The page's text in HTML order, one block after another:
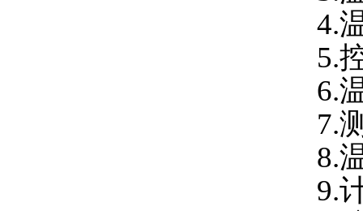
4.
5.
6.
7.
8.
9.